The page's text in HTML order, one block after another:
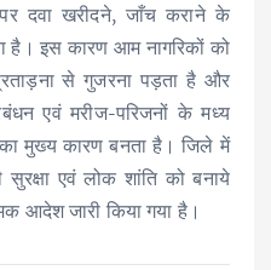
दवा खरीदने, जाँच कराने के
है। इस कारण आम नागरिकों को
से गुजरना पड़ता है और
एवं मरीज-परिजनों के मध्य
मुख्य कारण बनता है। जिले में
एवं लोक शांति को बनाये
आदेश जारी किया गया है।